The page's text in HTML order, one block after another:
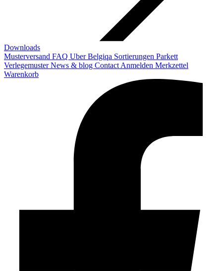
Downloads
Musterversand FAQ Uber Belgiqa Sortierungen Parkett
VerlegemusterNews & blog Contact Anmelden Merkzettel
Warenkorb